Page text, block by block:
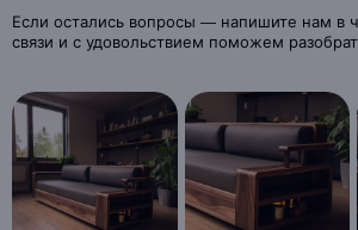
Если остались вопросы — напишите нам в
связи и с удовольствием поможем